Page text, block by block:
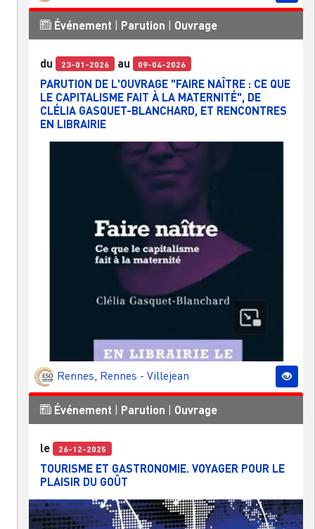
Événement | Parution | Ouvrage
du 23-01-2026 au 09-04-2026
PARUTION DE L'OUVRAGE "FAIRE NAÎTRE : CE QUE
LE CAPITALISME FAIT À LA MATERNITÉ", DE
CLÉLIA GASQUET-BLANCHARD, ET RENCONTRES
EN LIBRAIRIE
Rennes Rennes - Villejean
Événement | Parution | Ouvrage
le 26-12-2025
TOURISME ET GASTRONOMIE. VOYAGER POUR LE
PLAISIR DU GOÛT